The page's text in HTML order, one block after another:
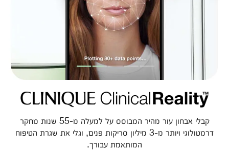
קבלי אבחון עור מהיר המבוסס על למעלה מ-55 שנות מחקר
דרמטולוגי ויותר מ-3 מיליון סריקות פנים, וגלי את שגרת הטיפוח
המותאמת עבורך.